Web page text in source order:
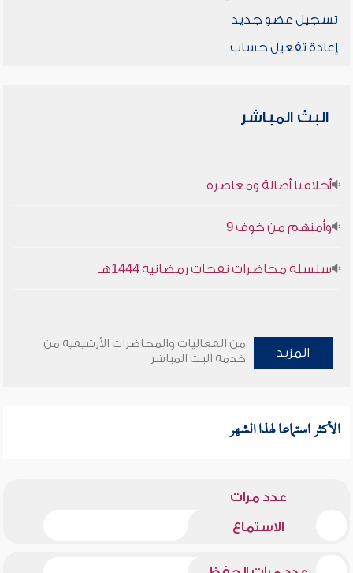
تسجيل عضو جديد
إعادة تفعيل حساب
البث المباشر
أخلاقنا أصالة ومعاصرة
وأمنهم من خوف 9
سلسلة محاضرات نفحات رمضانية 1444هـ
المزيد
من الفعاليات والمحاضرات الأرشيفية من
خدمة البث المباشر
الأكثر استماعا لهذا الشهر
عدد مرات
الاستماع